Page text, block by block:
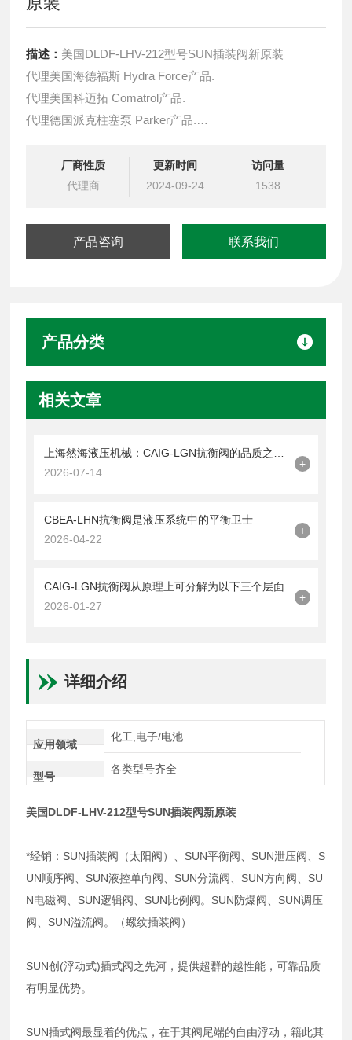
描述： 美国DLDF-LHV-212型号SUN插装阀新原装
代理美国海德福斯 Hydra Force产品.
代理美国科迈拓 Comatrol产品.
代理德国派克柱塞泵 Parker产品.
液压油缸，经销力士乐、派克、中国台湾北部等液压元件
厂商性质
代理商
更新时间
2024-09-24
访问量
1538
产品咨询 联系我们
产品分类
相关文章
2026-07-14
+
CBEA-LHN抗衡阀是液压系统中的平衡卫士
2026-04-22
+
CAIG-LGN抗衡阀从原理上可分解为以下三个层面
2026-01-27
+
详细介绍
应用领域
化工,电子/电池
型号
各类型号齐全
美国DLDF-LHV-212型号SUN插装阀新原装
*经销：SUN插装阀（太阳阀）、SUN平衡阀、SUN泄压阀、S
UN顺序阀、SUN液控单向阀、SUN分流阀、SUN方向阀、SU
N电磁阀、SUN逻辑阀、SUN比例阀。SUN防爆阀、SUN调压
阀、SUN溢流阀。（螺纹插装阀）
SUN创(浮动式)插式阀之先河，提供超群的越性能，可靠品质
有明显优势。
SUN插式阀最显着的优点，在于其阀尾端的自由浮动，籍此其